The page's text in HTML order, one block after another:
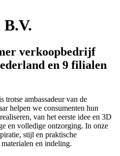
verkoopbedrijf
en 9 filialen
trotse ambassadeur van de
helpen we consumenten hun
van het eerste idee en 3D
en volledige ontzorging. In onze
stijl en praktische
en indeling.